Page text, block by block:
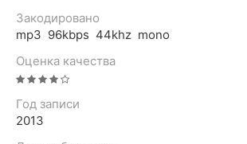
Закодировано
mp3 96kbps 44khz mono
Оценка качества
Год записи
2013